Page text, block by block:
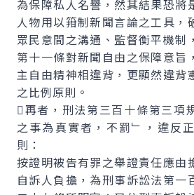
為保障私人名譽，然其結果恐將
人物用以箝制新聞言論之工具，
眾民意間之溝通、監督衡平機制
第十一條對新聞自由之保障意旨
主自由精神相違背，更顯然違背
之比例原則。
再者，刑法第三百十條第三項
之事為真實者，不罰﹂，違反
則：
按證明被告有罪之舉證責任應由
自訴人負擔，為刑事訴訟法第一